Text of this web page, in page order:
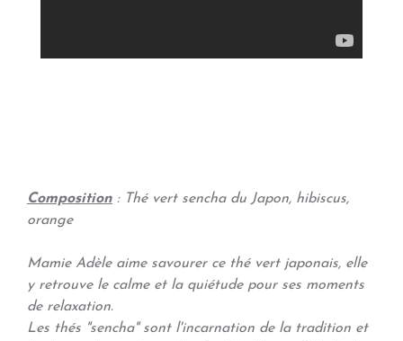
Composition : Thé vert sencha du Japon, hibiscus,
orange
Mamie Adèle aime savourer ce thé vert japonais, elle
y retrouve le calme et la quiétude pour ses moments
de relaxation.
Les thés "sencha" sont l'incarnation de la tradition et